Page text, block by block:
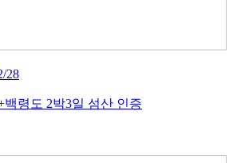
28
백령도 2박3일 섬산 인증